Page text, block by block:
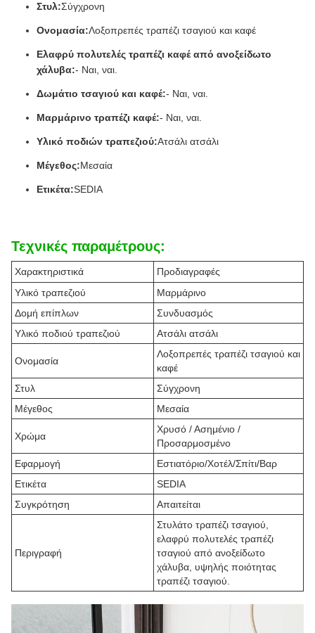
Στυλ:Σύγχρονη
Ονομασία:Λοξοπρεπές τραπέζι τσαγιού και καφέ
Ελαφρύ πολυτελές τραπέζι καφέ από ανοξείδωτο
χάλυβα:- Ναι, ναι.
Δωμάτιο τσαγιού και καφέ:- Ναι, ναι.
Μαρμάρινο τραπέζι καφέ:- Ναι, ναι.
Υλικό ποδιών τραπεζιού:Ατσάλι ατσάλι
Μέγεθος:Μεσαία
Ετικέτα:SEDIA
Τεχνικές παραμέτρους:
Χαρακτηριστικά
Προδιαγραφές
Υλικό τραπεζιού
Μαρμάρινο
Δομή επίπλων
Συνδυασμός
Υλικό ποδιού τραπεζιού
Ατσάλι ατσάλι
Ονομασία
Λοξοπρεπές τραπέζι τσαγιού και
καφέ
Στυλ
Σύγχρονη
Μέγεθος
Μεσαία
Χρώμα
Χρυσό / Ασημένιο /
Προσαρμοσμένο
Εφαρμογή
Εστιατόριο/Χοτέλ/Σπίτι/Βαρ
Ετικέτα
SEDIA
Συγκρότηση
Απαιτείται
Περιγραφή
Στυλάτο τραπέζι τσαγιού,
ελαφρύ πολυτελές τραπέζι
τσαγιού από ανοξείδωτο
χάλυβα, υψηλής ποιότητας
τραπέζι τσαγιού.